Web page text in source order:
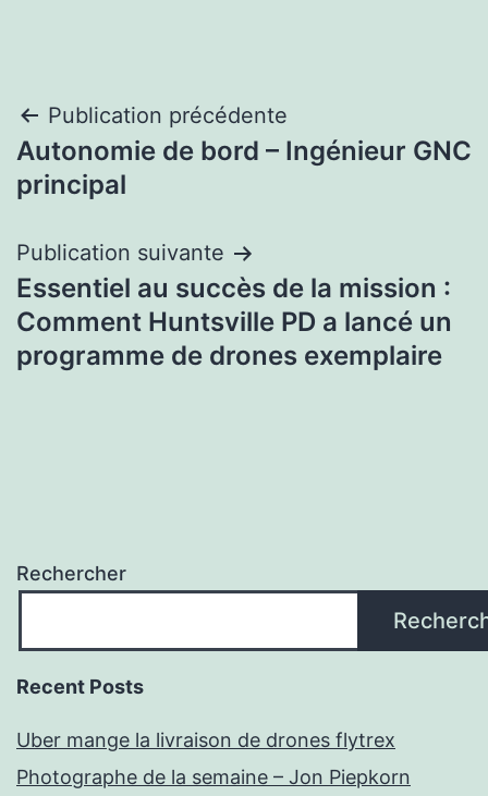
Navigation
de
Publication précédente
Autonomie de bord – Ingénieur GNC
principal
Publication suivante
Essentiel au succès de la mission :
Comment Huntsville PD a lancé un
programme de drones exemplaire
Rechercher
Recent Posts
Uber mange la livraison de drones flytrex
Photographe de la semaine – Jon Piepkorn